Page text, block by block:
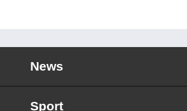
News
Sport